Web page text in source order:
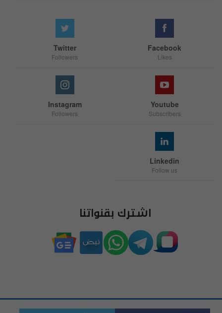
Facebook
Likes
Twitter
Followers
Youtube
Subscribers
Instagram
Followers
Linkedin
Follow us
اشترك بقنواتنا